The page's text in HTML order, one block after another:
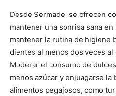
Desde Sermade, se ofrecen
mantener una sonrisa sana en
mantener la rutina de higiene
dientes al menos dos veces
Moderar el consumo de
menos azúcar y enjuagarse la
alimentos pegajosos, como